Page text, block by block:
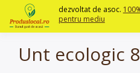
content
dezvoltat de asoc.
pentru mediu
Unt ecologic